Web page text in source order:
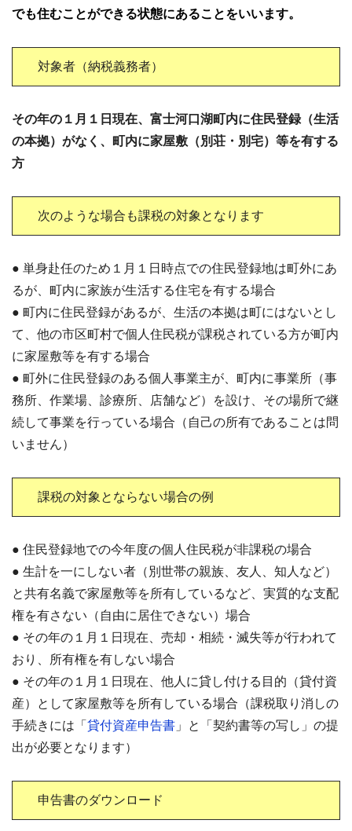
でも住むことができる状態にあることをいいます。
対象者（納税義務者）
その年の１月１日現在、富士河口湖町内に住民登録（生活
の本拠）がなく、町内に家屋敷（別荘・別宅）等を有する
方
次のような場合も課税の対象となります
● 単身赴任のため１月１日時点での住民登録地は町外にあ
るが、町内に家族が生活する住宅を有する場合
● 町内に住民登録があるが、生活の本拠は町にはないとし
て、他の市区町村で個人住民税が課税されている方が町内
に家屋敷等を有する場合
● 町外に住民登録のある個人事業主が、町内に事業所（事
務所、作業場、診療所、店舗など）を設け、その場所で継
続して事業を行っている場合（自己の所有であることは問
いません）
課税の対象とならない場合の例
● 住民登録地での今年度の個人住民税が非課税の場合
● 生計を一にしない者（別世帯の親族、友人、知人など）
と共有名義で家屋敷等を所有しているなど、実質的な支配
権を有さない（自由に居住できない）場合
● その年の１月１日現在、売却・相続・滅失等が行われて
おり、所有権を有しない場合
● その年の１月１日現在、他人に貸し付ける目的（貸付資
産）として家屋敷等を所有している場合（課税取り消しの
手続きには「 貸付資産申告書 」と「契約書等の写し」の提
出が必要となります）
申告書のダウンロード